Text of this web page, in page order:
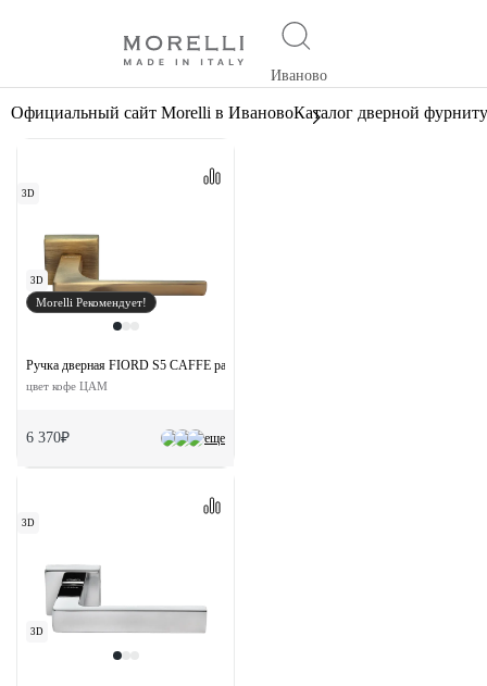
Иваново
Официальный сайт Morelli в ИвановоКаталог дверной
3D
3D
Morelli Рекомендует!
еще
Ручка дверная FIORD S5 CAFFE раздельная на квадратной розетке
цвет кофе ЦАМ
6 370₽
3D
3D